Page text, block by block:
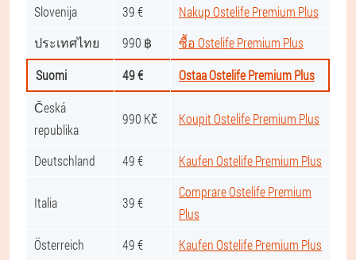
Slovenija
39 €
Nakup Ostelife Premium Plus
ประเทศไทย
990 ฿
ซื้อ Ostelife Premium Plus
Suomi
49 €
Ostaa Ostelife Premium Plus
Česká
republika
990 Kč Koupit Ostelife Premium Plus
Deutschland 49 € Kaufen Ostelife Premium Plus
Italia 39 €
Comprare Ostelife Premium
Plus
Österreich
49 € Kaufen Ostelife Premium Plus